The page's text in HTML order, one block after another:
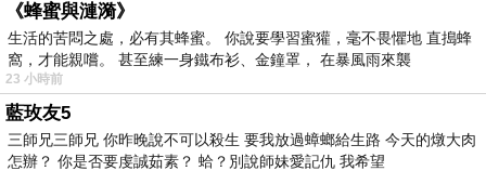
《蜂蜜與漣漪》
生活的苦悶之處，必有其蜂蜜。 你說要學習蜜獾，毫不畏懼地 直搗蜂
窩，才能親嚐。 甚至練一身鐵布衫、金鐘罩， 在暴風雨來襲
23 小時前
藍玫友5
三師兄三師兄 你昨晚說不可以殺生 要我放過蟑螂給生路 今天的燉大肉
怎辦？ 你是否要虔誠茹素？ 蛤？別說師妹愛記仇 我希望